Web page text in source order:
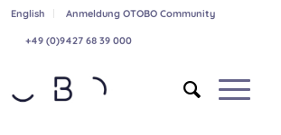
English Anmeldung OTOBO Community
+49 (0)9427 68 39 000